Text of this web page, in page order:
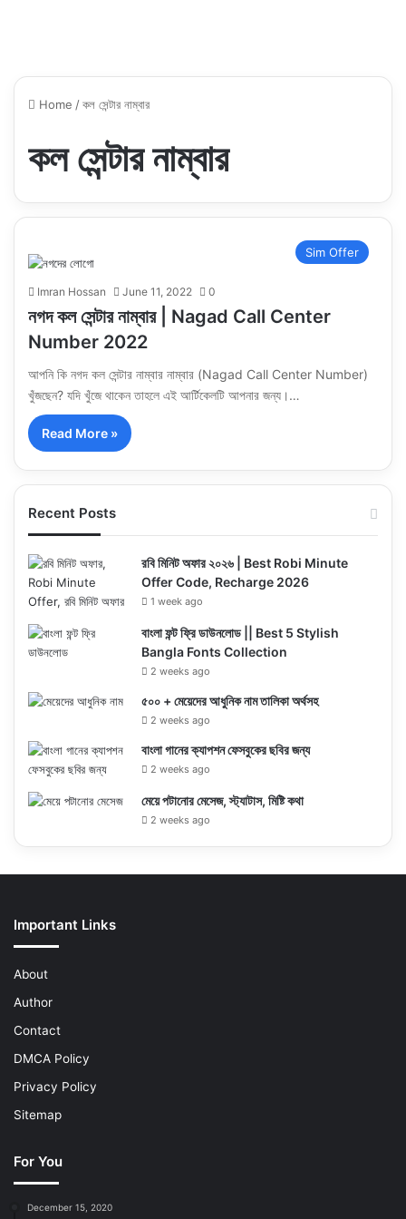
Home /কল সেন্টার নাম্বার
কল সেন্টার নাম্বার
Sim Offer
Imran Hossan June 11, 2022 0
নগদ কল সেন্টার নাম্বার | Nagad Call Center
Number 2022
আপনি কি নগদ কল সেন্টার নাম্বার নাম্বার (Nagad Call Center Number)
খুঁজছেন? যদি খুঁজে থাকেন তাহলে এই আর্টিকেলটি আপনার জন্য।…
Read More »
Recent Posts
রবি মিনিট অফার ২০২৬ | Best Robi Minute
Offer Code, Recharge 2026
1 week ago
বাংলা ফন্ট ফ্রি ডাউনলোড || Best 5 Stylish
Bangla Fonts Collection
2 weeks ago
৫০০ + মেয়েদের আধুনিক নাম তালিকা অর্থসহ
2 weeks ago
বাংলা গানের ক্যাপশন ফেসবুকের ছবির জন্য
2 weeks ago
মেয়ে পটানোর মেসেজ, স্ট্যাটাস, মিষ্টি কথা
2 weeks ago
Important Links
About
Author
Contact
DMCA Policy
Privacy Policy
Sitemap
For You
December 15, 2020